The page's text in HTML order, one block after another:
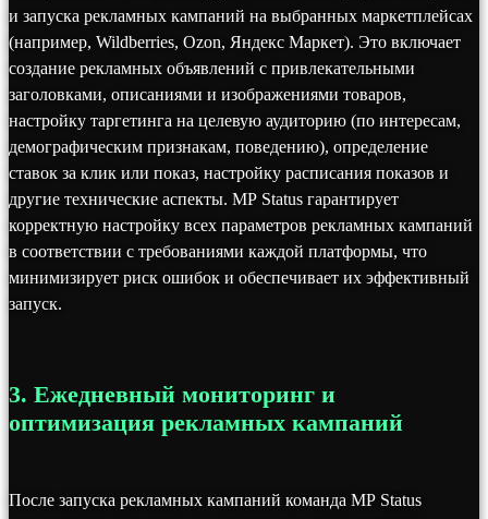
и запуска рекламных кампаний на выбранных маркетплейсах
(например, Wildberries, Ozon, Яндекс Маркет). Это включает
создание рекламных объявлений с привлекательными
заголовками, описаниями и изображениями товаров,
настройку таргетинга на целевую аудиторию (по интересам,
демографическим признакам, поведению), определение
ставок за клик или показ, настройку расписания показов и
другие технические аспекты. MP Status гарантирует
корректную настройку всех параметров рекламных кампаний
в соответствии с требованиями каждой платформы, что
минимизирует риск ошибок и обеспечивает их эффективный
запуск.
3. Ежедневный мониторинг и
оптимизация рекламных кампаний
После запуска рекламных кампаний команда MP Status